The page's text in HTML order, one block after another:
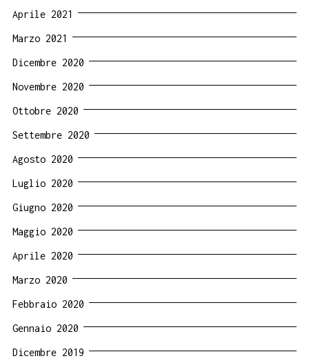
Aprile 2021
Marzo 2021
Dicembre 2020
Novembre 2020
Ottobre 2020
Settembre 2020
Agosto 2020
Luglio 2020
Giugno 2020
Maggio 2020
Aprile 2020
Marzo 2020
Febbraio 2020
Gennaio 2020
Dicembre 2019